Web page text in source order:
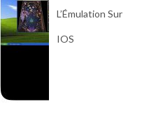
L’Émulation Sur
IOS